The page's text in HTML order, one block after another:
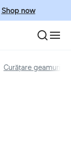
Shop now
Curățare geamuri